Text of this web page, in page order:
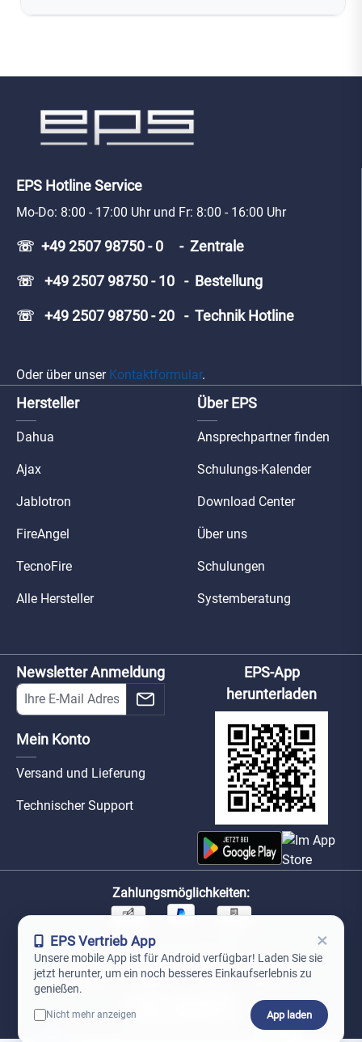
EPS Hotline Service
Mo-Do: 8:00 - 17:00 Uhr und Fr: 8:00 - 16:00 Uhr
☏ +49 2507 98750 - 0 - Zentrale
☏ +49 2507 98750 - 10 - Bestellung
☏ +49 2507 98750 - 20 - Technik Hotline
Oder über unser Kontaktformular.
Hersteller
Dahua
Ajax
Jablotron
FireAngel
TecnoFire
Alle Hersteller
Über EPS
Ansprechpartner finden
Schulungs-Kalender
Download Center
Über uns
Schulungen
Systemberatung
Newsletter Anmeldung
Mein Konto
Versand und Lieferung
Technischer Support
EPS-App
herunterladen
Zahlungsmöglichkeiten:
Unsere Versandpartner:
EPS Vertrieb App ×
Unsere mobile App ist für Android verfügbar! Laden Sie sie
jetzt herunter, um ein noch besseres Einkaufserlebnis zu
genießen.
Nicht mehr anzeigen App laden